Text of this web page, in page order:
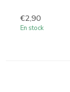
€2,90
En stock